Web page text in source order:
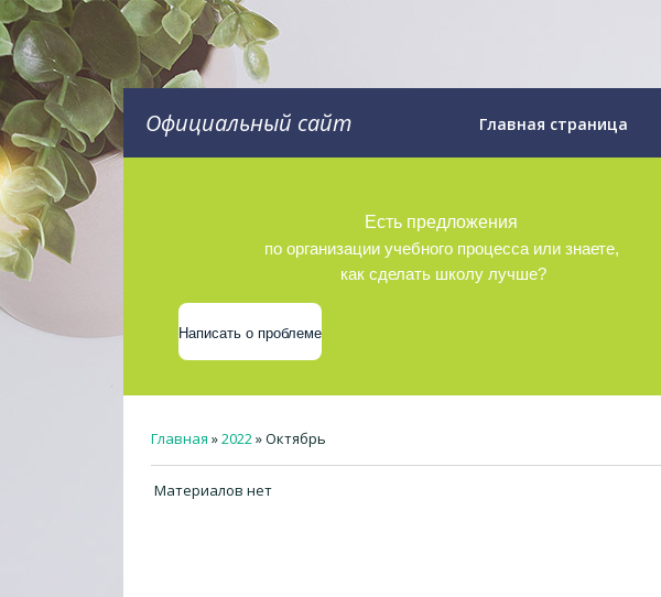
Официальный сайт Главная страница
Есть предложения
по организации учебного процесса или знаете,
как сделать школу лучше?
Написать о проблеме
Главная »2022»Октябрь
Материалов нет